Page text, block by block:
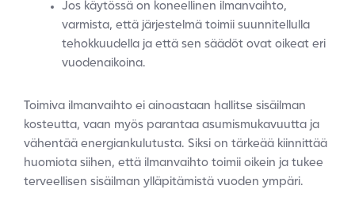
Jos käytössä on koneellinen ilmanvaihto,
varmista, että järjestelmä toimii suunnitellulla
tehokkuudella ja että sen säädöt ovat oikeat eri
vuodenaikoina.
Toimiva ilmanvaihto ei ainoastaan hallitse sisäilman
kosteutta, vaan myös parantaa asumismukavuutta ja
vähentää energiankulutusta. Siksi on tärkeää kiinnittää
huomiota siihen, että ilmanvaihto toimii oikein ja tukee
terveellisen sisäilman ylläpitämistä vuoden ympäri.